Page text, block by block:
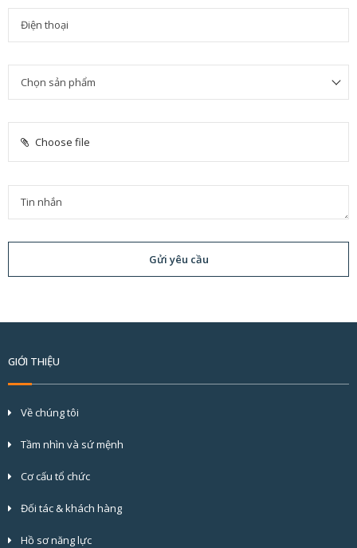
Choose file
Gửi yêu cầu
GIỚI THIỆU
Về chúng tôi
Tầm nhìn và sứ mệnh
Cơ cấu tổ chức
Đối tác & khách hàng
Hồ sơ năng lực